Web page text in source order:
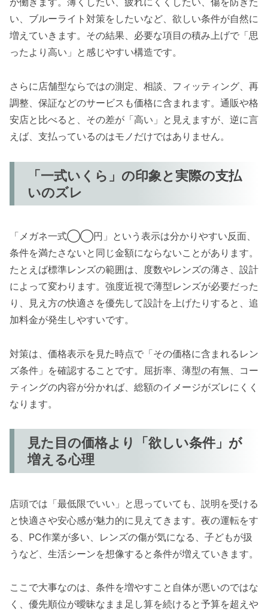
い、ブルーライト対策をしたいなど、欲しい条件が自然に
増えていきます。その結果、必要な項目の積み上げで「思
ったより高い」と感じやすい構造です。
さらに店舗型ならではの測定、相談、フィッティング、再
調整、保証などのサービスも価格に含まれます。通販や格
安店と比べると、その差が「高い」と見えますが、逆に言
えば、支払っているのはモノだけではありません。
「一式いくら」の印象と実際の支払
いのズレ
「メガネ一式◯◯円」という表示は分かりやすい反面、
条件を満たさないと同じ金額にならないことがあります。
たとえば標準レンズの範囲は、度数やレンズの薄さ、設計
によって変わります。強度近視で薄型レンズが必要だった
り、見え方の快適さを優先して設計を上げたりすると、追
加料金が発生しやすいです。
対策は、価格表示を見た時点で「その価格に含まれるレン
ズ条件」を確認することです。屈折率、薄型の有無、コー
ティングの内容が分かれば、総額のイメージがズレにくく
なります。
見た目の価格より「欲しい条件」が
増える心理
店頭では「最低限でいい」と思っていても、説明を受ける
と快適さや安心感が魅力的に見えてきます。夜の運転をす
る、PC作業が多い、レンズの傷が気になる、子どもが扱
うなど、生活シーンを想像すると条件が増えていきます。
ここで大事なのは、条件を増やすこと自体が悪いのではな
く、優先順位が曖昧なまま足し算を続けると予算を超えや